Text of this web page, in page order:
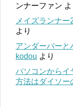
ンナーファン よ
メイズランナ
より
アンダーバーと
kodou より
パソコンからイ
方法はダイソー